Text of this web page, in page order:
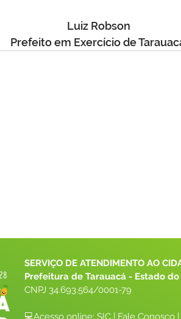
Luiz Robson
Prefeito em Exercício de
SERVIÇO DE ATENDIMENTO AO
Prefeitura de Tarauacá - Estado do
CNPJ 34.693.564/0001-79
💻Acesso online: SIC | Fale Conosco |